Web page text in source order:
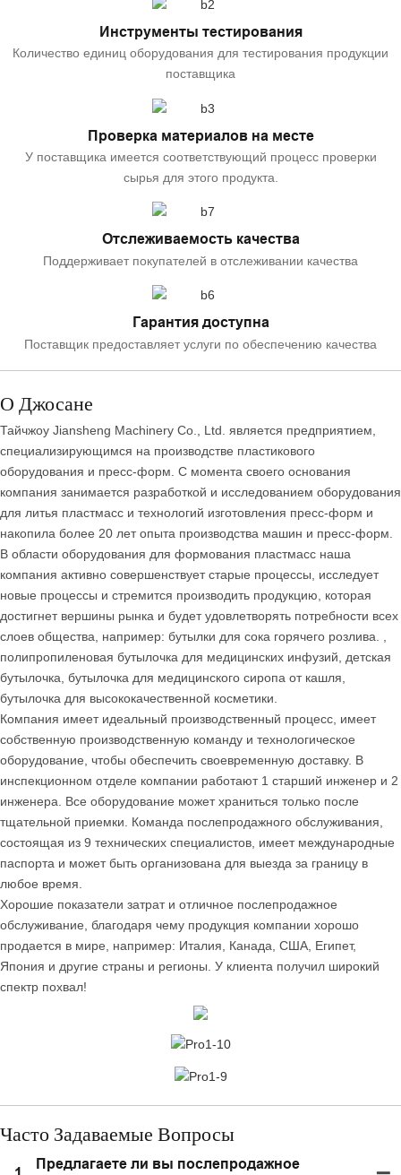
Инструменты тестирования
Количество единиц оборудования для тестирования продукции
поставщика
Проверка материалов на месте
У поставщика имеется соответствующий процесс проверки
сырья для этого продукта.
Отслеживаемость качества
Поддерживает покупателей в отслеживании качества
Гарантия доступна
Поставщик предоставляет услуги по обеспечению качества
О Джосане
Тайчжоу Jiansheng Machinery Co., Ltd. является предприятием,
специализирующимся на производстве пластикового
оборудования и пресс-форм. С момента своего основания
компания занимается разработкой и исследованием оборудования
для литья пластмасс и технологий изготовления пресс-форм и
накопила более 20 лет опыта производства машин и пресс-форм.
В области оборудования для формования пластмасс наша
компания активно совершенствует старые процессы, исследует
новые процессы и стремится производить продукцию, которая
достигнет вершины рынка и будет удовлетворять потребности всех
слоев общества, например: бутылки для сока горячего розлива. ,
полипропиленовая бутылочка для медицинских инфузий, детская
бутылочка, бутылочка для медицинского сиропа от кашля,
бутылочка для высококачественной косметики.
Компания имеет идеальный производственный процесс, имеет
собственную производственную команду и технологическое
оборудование, чтобы обеспечить своевременную доставку. В
инспекционном отделе компании работают 1 старший инженер и 2
инженера. Все оборудование может храниться только после
тщательной приемки. Команда послепродажного обслуживания,
состоящая из 9 технических специалистов, имеет международные
паспорта и может быть организована для выезда за границу в
любое время.
Хорошие показатели затрат и отличное послепродажное
обслуживание, благодаря чему продукция компании хорошо
продается в мире, например: Италия, Канада, США, Египет,
Япония и другие страны и регионы. У клиента получил широкий
спектр похвал!
Часто Задаваемые Вопросы
Предлагаете ли вы послепродажное